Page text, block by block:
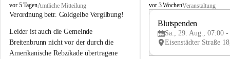
B
r
i
t
e
vor 5 TagenAmtliche Mitteilung
Verordnung betr. Goldgelbe Vergilbung!
Leider ist auch die Gemeinde
Breitenbrunn nicht vor der durch die
Amerikanische Rebzikade übertragene
B
e
vor 3 WochenVeranstaltung
Blutspenden
Sa., 29. Aug., 07:00 -